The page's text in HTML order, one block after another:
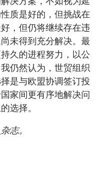
质是好的，但挑战在
，但仍将继续存在违
未得到充分解决。最
久的进程努力，以公
仍然认为，世贸组织
是与欧盟协调签订投
家间更有序地解决问
选择。
杂志。